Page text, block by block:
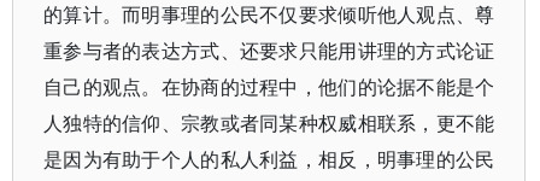
的算计。而明事理的公民不仅要求倾听他人观点、尊
重参与者的表达方式、还要求只能用讲理的方式论证
自己的观点。在协商的过程中，他们的论据不能是个
人独特的信仰、宗教或者同某种权威相联系，更不能
是因为有助于个人的私人利益，相反，明事理的公民